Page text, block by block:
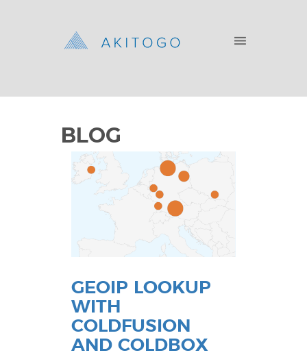
BLOG
GEOIP LOOKUP
WITH
COLDFUSION
AND COLDBOX